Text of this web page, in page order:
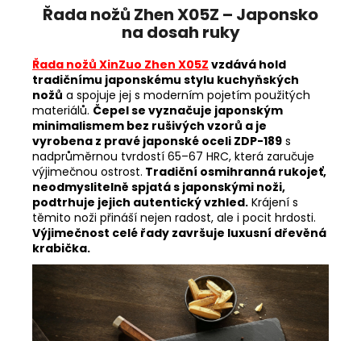
Řada nožů Zhen X05Z – Japonsko
na dosah ruky
Řada nožů XinZuo Zhen X05Z vzdává hold
tradičnímu japonskému stylu kuchyňských
nožů a spojuje jej s moderním pojetím použitých
materiálů. Čepel se vyznačuje japonským
minimalismem bez rušivých vzorů a je
vyrobena z pravé japonské oceli ZDP-189 s
nadprůměrnou tvrdostí 65–67 HRC, která zaručuje
výjimečnou ostrost. Tradiční osmihranná rukojeť,
neodmyslitelně spjatá s japonskými noži,
podtrhuje jejich autentický vzhled. Krájení s
těmito noži přináší nejen radost, ale i pocit hrdosti.
Výjimečnost celé řady završuje luxusní dřevěná
krabička.